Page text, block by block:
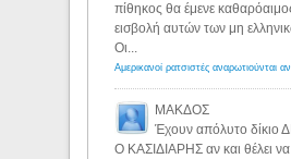
πίθηκος θα έμενε
εισβολή αυτών των μη
Οι...
ΜΑΚΔΟΣ
Έχουν απόλυτο
Ο ΚΑΣΙΔΙΑΡΗΣ αν και θέλει να